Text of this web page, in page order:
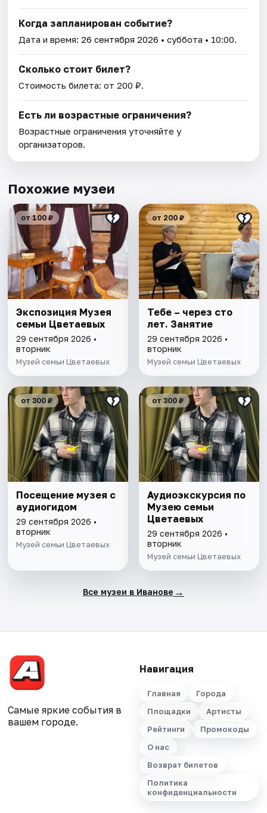
Когда запланирован событие?
Дата и время:26 сентября 2026 • суббота • 10:00.
Сколько стоит билет?
Стоимость билета: от 200 ₽.
Есть ли возрастные ограничения?
Возрастные ограничения уточняйте у
организаторов.
Похожие музеи
от 100 ₽
Экспозиция Музея
семьи Цветаевых
29 сентября 2026 •
вторник
Музей семьи Цветаевых
от 200 ₽
Тебе – через сто
лет. Занятие
29 сентября 2026 •
вторник
Музей семьи Цветаевых
от 300 ₽
Посещение музея с
аудиогидом
29 сентября 2026 •
вторник
Музей семьи Цветаевых
от 300 ₽
Аудиоэкскурсия по
Музею семьи
Цветаевых
29 сентября 2026 •
вторник
Музей семьи Цветаевых
Все музеи в Иванове →
Самые яркие события в
вашем городе.
Навигация
Главная
Города
Площадки
Артисты
Рейтинги
Промокоды
О нас
Возврат билетов
Политика
конфиденциальности